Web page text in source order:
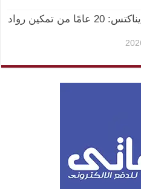
أورنچ مصر وإيناكتس: 20 عامًا من تمكين رواد